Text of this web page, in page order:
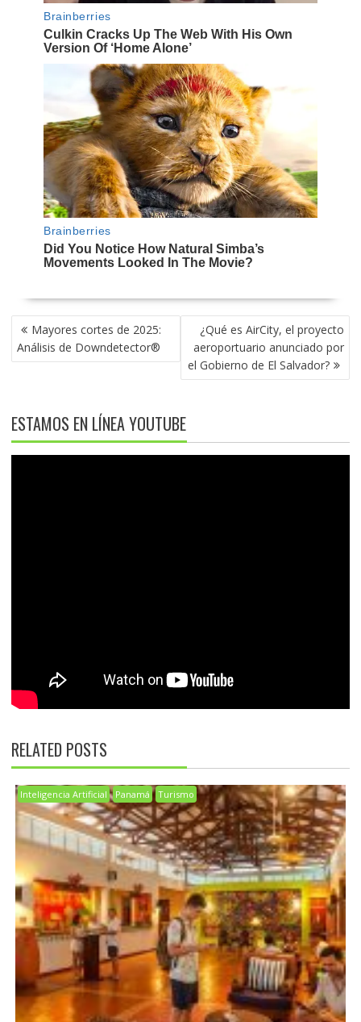
NAVEGACIÓN
DE
ENTRADAS
Mayores cortes de 2025:
Análisis de Downdetector®
¿Qué es AirCity, el proyecto
aeroportuario anunciado por
el Gobierno de El Salvador?
ESTAMOS EN LÍNEA YOUTUBE
RELATED POSTS
Inteligencia Artificial Panamá Turismo